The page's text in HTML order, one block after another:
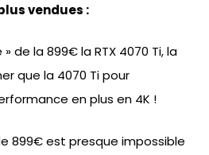
vendues :
de la 899€ la RTX 4070 Ti, la
que la 4070 Ti pour
en plus en 4K !
899€ est presque impossible